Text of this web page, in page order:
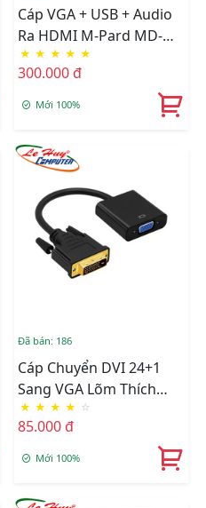
Cáp VGA + USB + Audio
Ra HDMI M-Pard MD-
008
★ ★ ★ ★ ★
300.000 đ
Mới 100%
Đã bán: 186
Cáp Chuyển DVI 24+1
Sang VGA Lõm Thích
Hợp Với Mọi Thiết Bị
★ ★ ★ ★ ☆
85.000 đ
Mới 100%